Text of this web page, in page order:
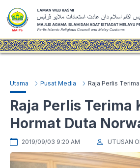
Utama Pusat Media
Raja Perlis Terima
Hormat Duta
2019/09/03 9:20 AM UTUSAN